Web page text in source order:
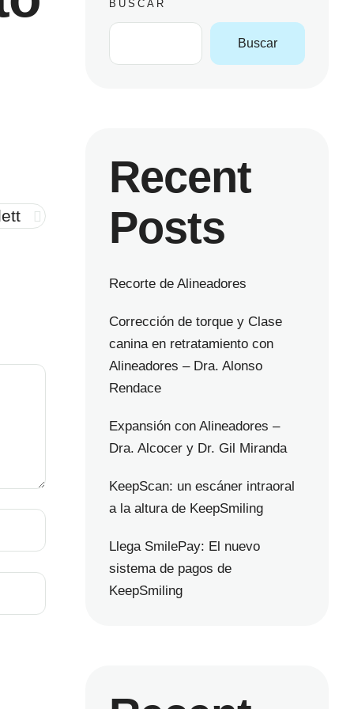
BUSCAR
Buscar
Recent
Posts
Recorte de Alineadores
Corrección de torque y Clase
canina en retratamiento con
Alineadores – Dra. Alonso
Rendace
Expansión con Alineadores –
Dra. Alcocer y Dr. Gil Miranda
KeepScan: un escáner intraoral
a la altura de KeepSmiling
Llega SmilePay: El nuevo
sistema de pagos de
KeepSmiling